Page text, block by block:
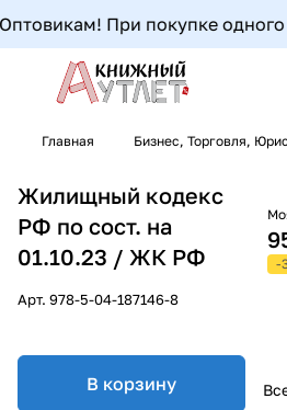
При покупке одного
Главная Бизнес, Торговля,
Жилищный кодекс
РФ по сост. на
01.10.23 / ЖК РФ
Арт. 978-5-04-187146-8
В корзину
-